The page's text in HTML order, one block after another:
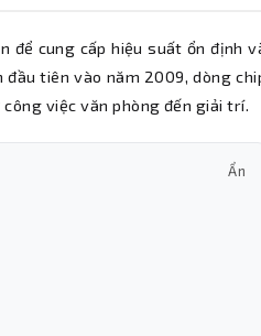
để cung cấp hiệu suất ổn định
tiên vào năm 2009, dòng
việc văn phòng đến giải trí.
Ẩn